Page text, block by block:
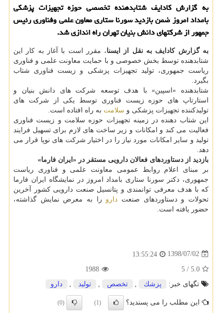
به گزارش كادایف شتابدهنده تخصصی حوزه تجهیزات پزشكی
بامداد امروز ضمن بازدید سورنا ستاری معاون علمی وفناوری رئیس
جمهور از شركتهای دانش بنیان تهران راه اندازی شد.
به گزارش كادایف به نقل از ایسنا، مقرر است با آغاز به كار این
شتابدهنده توسط بخش خصوصی و با حمایت معاونت علمی و فناوری
ریاست جمهوری، تولید تجهیزات پزشكی و زیست فناوری شتاب
بگیرد.
شتابدهنده «اسپین» با هدف توسعه شركت های دانش بنیان و
استارتاپ های حوزه زیست فناوری توسط یكی از شركت های
تولیدكننده تجهیزات پزشكی و سلامت به راه افتاده است.
این شتاب دهنده در زمینه تجهیزات حوزه سلامت و زیست فناوری
فعالیت می كند و امكانات و زیر ساخت های لازم برای تسهیل فرایند
تولید و سایر امكانات مورد نیاز را در اختیار شركت های نوپا قرار می
دهد.
بازدید از دستاوردهای فعالان دارویی مستقر در «ایران فارما»
بر مبنای اعلام روابط عمومی معاونت علمی و فناوری ریاست
جمهوری، دكتر سورنا ستاری بامداد امروز در نمایشگاه ایران فارما
كه با هدف معرفی توانمندی و پتانسیل صنعت دارویی كشور آخرین
تحولات و دستاوردهای صنعت دارو را به معرض نمایش گذاشته،
حضور یافته است.
1398/07/02
13:55:24
5.0
/
5
1988
تگهای خبر:
پزشك , تخصص , تولید , دارو
این مطلب را می پسندید؟ (1)
(0)